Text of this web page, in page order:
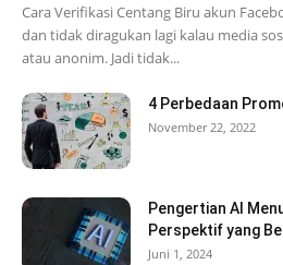
Cara Verifikasi Centang Biru akun
dan tidak diragukan lagi kalau media
atau anonim. Jadi tidak...
4 Perbedaan
November 22, 2022
Pengertian AI
Perspektif yang
Juni 1, 2024